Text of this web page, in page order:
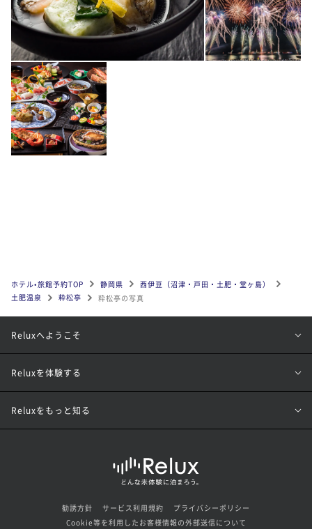
ホテル•旅館予約TOP 静岡県
西伊豆（沼津・戸田・土肥・堂ヶ島）
土肥温泉
粋松亭 粋松亭の写真
Reluxへようこそ
Reluxを体験する
Reluxをもっと知る
勧誘方針 サービス利用規約
プライバシーポリシー
Cookie等を利用したお客様情報の外部送信について